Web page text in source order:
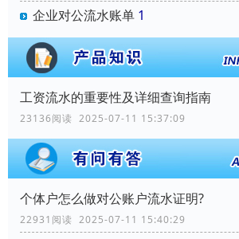
企业对公流水账单 1
工资流水的重要性及详细查询指南
23136阅读 2025-07-11 15:37:09
个体户怎么做对公账户流水证明?
22931阅读 2025-07-11 15:40:29